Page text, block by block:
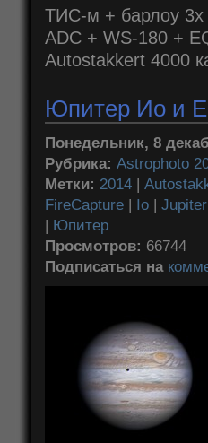
ТИС-м + барлоу 3x
ADC + WS-180 +
Autostakkert 4000
Юпитер Ио и
Понедельник, 8
Рубрика: Astrophoto
Метки: 2014 |
FireCapture | Io | Jupiter
| Юпитер
Просмотров: 66744
Подписаться на